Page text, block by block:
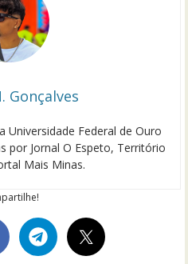
Gonçalves
Universidade Federal de Ouro
por Jornal O Espeto, Território
Mais Minas.